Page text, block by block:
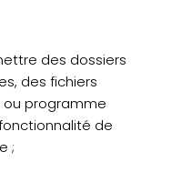
des dossiers
des fichiers
programme
de
;